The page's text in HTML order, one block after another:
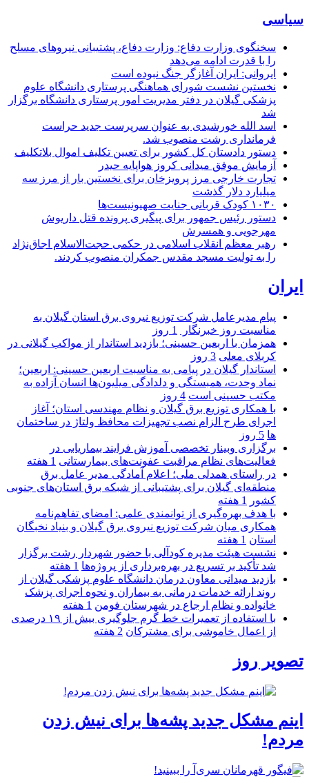
سیاسی
سخنگوی وزارت دفاع: وزارت دفاع، پشتیبانی نیرو‌های مسلح
را با قدرت ادامه می‌دهد
ایروانی: ایران آغازگر جنگ نبوده است
نخستین نشست شورای هماهنگی پرستاری دانشگاه علوم
پزشکی گیلان در دفتر مدیریت امور پرستاری دانشگاه برگزار
شد
اسد الله خورشیدی به عنوان سرپرست جدید حراست
فرمانداری رشت منصوب شد.
دستور دادستان کل کشور برای تعیین تکلیف اموال بلاتکلیف
آزمایش موفق میدانی کروز هواپایه حیدر
تجارت خارجی مرز پرویزخان برای نخستین بار از مرز سه
میلیارد دلار گذشت
۱۰۳۰ کودک قربانی جنایت صهیونیست‌ها
دستور رئیس جمهور برای پیگیری پرونده قتل داریوش
مهرجویی و همسرش
رهبر معظم انقلاب اسلامی در حکمی حجت‌الاسلام اجاق‌نژاد
را به تولیت مسجد مقدس جمکران منصوب کردند.
ایران
پیام مدیرعامل شركت توزیع نیروی برق استان گیلان به
مناسبت روز خبرنگار ‌
1 روز
همزمان با اربعین حسینی؛ بازدید استاندار از مواکب گیلانی در
کربلای معلی 3 روز
استاندار گیلان در پیامی به مناسبت اربعین حسینی: اربعین؛
نماد وحدت، همبستگی و دلدادگی میلیون‌ها انسان آزاده به
مکتب حسینی است 4 روز
با همکاری توزیع برق گیلان و نظام مهندسی استان؛ آغاز
اجرای طرح الزام نصب تجهیزات محافظ ولتاژ در ساختمان
ها 5 روز
برگزاری وبینار تخصصی آموزش فرایند بیماریابی در
فعالیت‌های نظام مراقبت عفونت‌های بیمارستانی 1 هفته
در راستای همدلی ملی؛ اعلام آمادگی مدیر عامل برق
منطقه‌ای گیلان برای پشتیبانی از شبكه برق استان‌های جنوبی
كشور
1 هفته
با هدف بهره‌گیری از توانمندی علمی: امضای تفاهم‌نامه
همكاری میان شركت توزیع نیروی برق گیلان و بنیاد نخبگان
استان 1 هفته
نشست هیئت مدیره کودآلی با حضور شهردار رشت برگزار
شد تأکید بر تسریع در بهره‌برداری از پروژه‌ها 1 هفته
بازدید میدانی معاون درمان دانشگاه علوم پزشکی گیلان از
روند ارائه خدمات درمانی به بیماران و نحوه اجرای پزشک
خانواده و نظام ارجاع در شهرستان فومن 1 هفته
با استفاده از تعمیرات خط گرم جلوگیری بیش از ۱۹ درصدی
از اعمال خاموشی برای مشتركان 2 هفته
تصویر روز
اینم مشکل جدید پشه‌ها برای نیش زدن
مردم!